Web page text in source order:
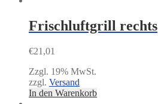
Frischluftgrill rechts
€21,01
Zzgl. 19% MwSt.
zzgl. Versand
In den Warenkorb